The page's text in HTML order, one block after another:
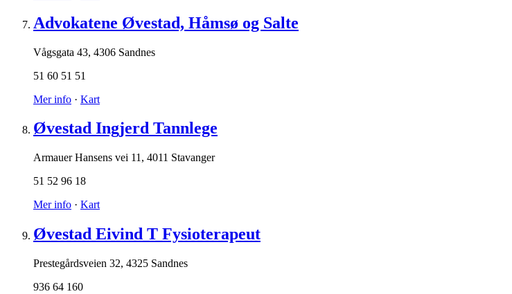
Advokatene Øvestad, Håmsø og Salte
Vågsgata 43, 4306 Sandnes
51 60 51 51
Mer info · Kart
Øvestad Ingjerd Tannlege
Armauer Hansens vei 11 , 4011 Stavanger
51 52 96 18
Mer info · Kart
Øvestad Eivind T Fysioterapeut
Prestegårdsveien 32, 4325 Sandnes
936 64 160